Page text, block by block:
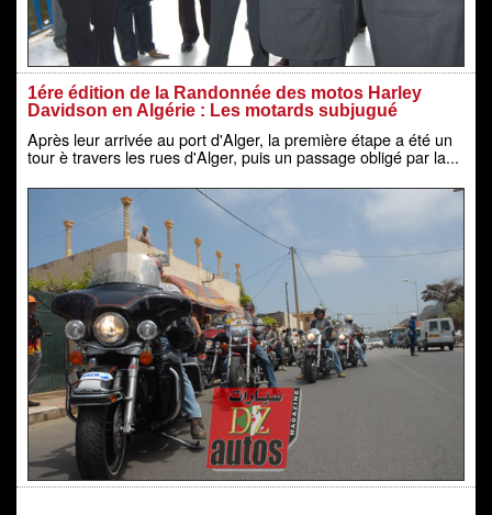
1ére édition de la Randonnée des motos Harley
Davidson en Algérie : Les motards subjugué
Après leur arrivée au port d'Alger, la première étape a été un
tour è travers les rues d'Alger, puis un passage obligé par la...